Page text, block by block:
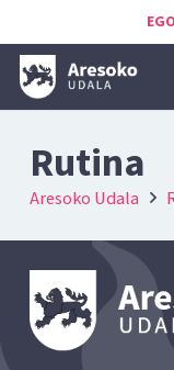
Rutina
Aresoko Udala